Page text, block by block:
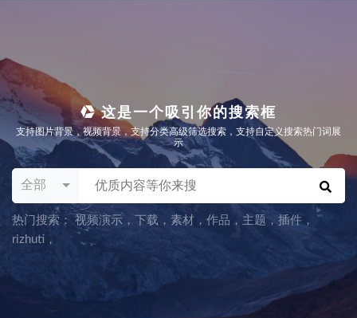
这是一个吸引你的搜索框
支持图片背景，视频背景，支持分类高级筛选搜索，支持自定义搜索热门词展
示
全部
热门搜索： 视频演示 ， 下载 ， 素材 ， 作品 ， 主题 ， 插件 ，
rizhuti ，